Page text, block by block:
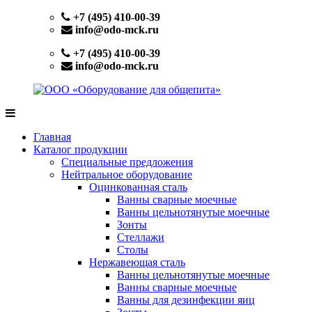
+7 (495) 410-00-39
info@odo-mck.ru
+7 (495) 410-00-39
info@odo-mck.ru
«Оборудование
общепита»
нейтрального
оборудования.
Поставки
теплового,
электромеханического
Главная
Каталог продукции
Специальные предложения
Нейтральное оборудование
Оцинкованная сталь
Ванны сварные моечные
Ванны цельнотянутые моечные
Зонты
Стеллажи
Столы
Нержавеющая сталь
Ванны цельнотянутые моечные
Ванны сварные моечные
Ванны для дезинфекции яиц